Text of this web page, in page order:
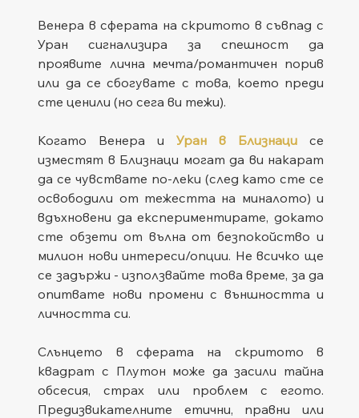
Венера в сферата на скритото в съвпад с
Уран сигнализира за спешност да
проявите лична мечта/романтичен порив
или да се сбогувате с това, което преди
сте ценили (но сега ви тежи).
Когато Венера и Уран в Близнаци се
изместят в Близнаци могат да ви накарат
да се чувствате по-леки (след като сте се
освободили от тежестта на миналото) и
вдъхновени да експериментирате, докато
сте обзети от вълна от безпокойство и
милион нови интереси/опции. Не всичко ще
се задържи - използвайте това време, за да
опитвате нови промени с външността и
личността си.
Слънцето в сферата на скритото в
квадрат с Плутон може да засили тайна
обсесия, страх или проблем с егото.
Предизвикателните етични, правни или